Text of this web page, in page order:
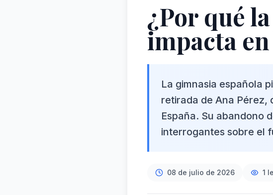
¿Por qué
impacta
La gimnasia española
retirada de Ana Pérez,
España. Su abandono
interrogantes sobre el
08 de julio de 2026 1